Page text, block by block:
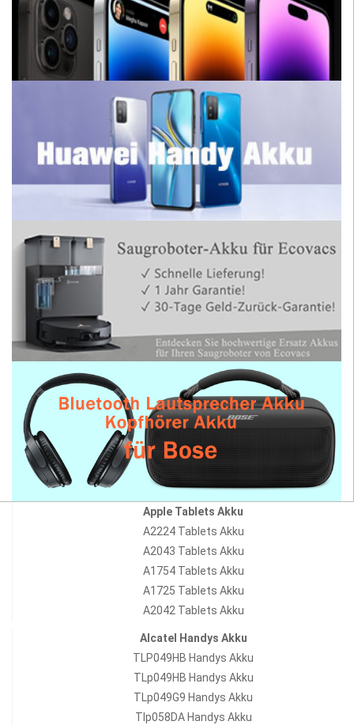
Apple Tablets Akku
A2224 Tablets Akku
A2043 Tablets Akku
A1754 Tablets Akku
A1725 Tablets Akku
A2042 Tablets Akku
Alcatel Handys Akku
TLP049HB Handys Akku
TLp049HB Handys Akku
TLp049G9 Handys Akku
Tlp058DA Handys Akku